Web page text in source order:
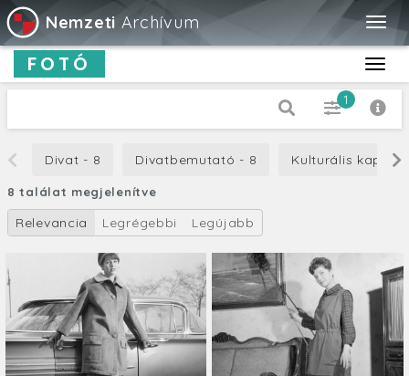
Nemzeti Archívum
FOTÓ
1
Dátum típus
-tól
Cím
Leírás
Divat - 8 Divatbemutató - 8 Kulturális
8 találat megjelenítve
Relevancia Legrégebbi Legújabb